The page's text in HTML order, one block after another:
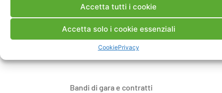
Accetta tutti i cookie
Accetta solo i cookie essenziali
CookiePrivacy
Note Legali
Bandi di gara e contratti